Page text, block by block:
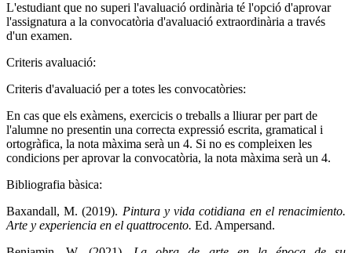
L'estudiant que no superi l'avaluació ordinària té l'opció d'aprovar
l'assignatura a la convocatòria d'avaluació extraordinària a través
d'un examen.
Criteris avaluació:
Criteris d'avaluació per a totes les convocatòries:
En cas que els exàmens, exercicis o treballs a lliurar per part de
l'alumne no presentin una correcta expressió escrita, gramatical i
ortogràfica, la nota màxima serà un 4. Si no es compleixen les
condicions per aprovar la convocatòria, la nota màxima serà un 4.
Bibliografia bàsica:
Baxandall, M. (2019). Pintura y vida cotidiana en el renacimiento.
Arte y experiencia en el quattrocento. Ed. Ampersand.